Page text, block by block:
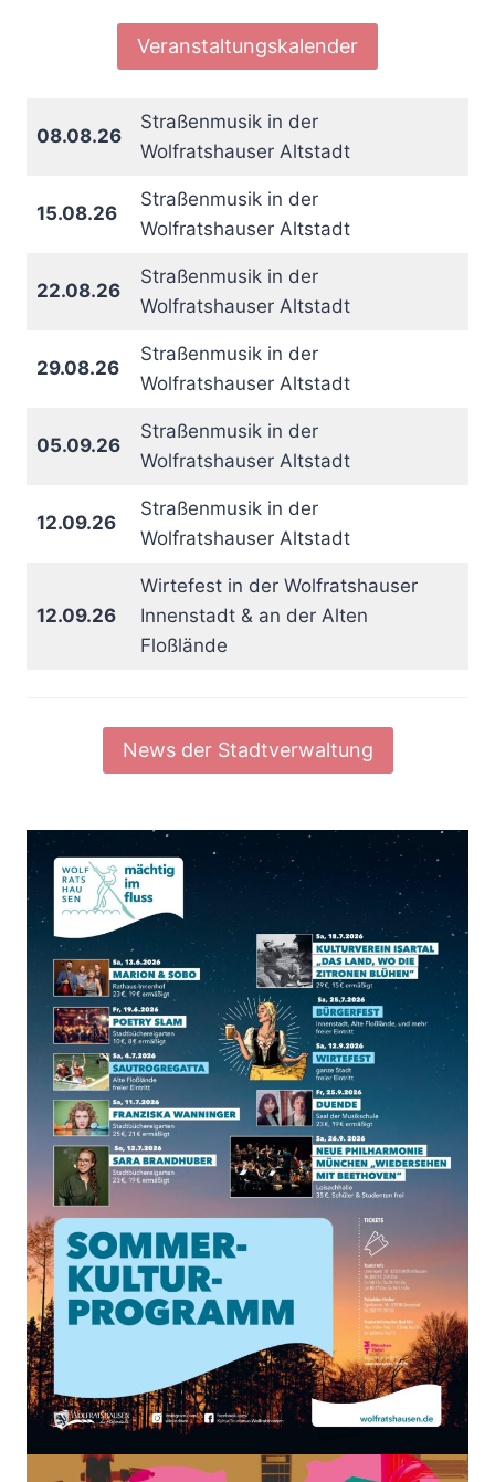
Veranstaltungskalender
08.08.26
Straßenmusik in der
Wolfratshauser Altstadt
15.08.26
Straßenmusik in der
Wolfratshauser Altstadt
22.08.26
Straßenmusik in der
Wolfratshauser Altstadt
29.08.26
Straßenmusik in der
Wolfratshauser Altstadt
05.09.26
Straßenmusik in der
Wolfratshauser Altstadt
12.09.26
Straßenmusik in der
Wolfratshauser Altstadt
12.09.26
Wirtefest in der Wolfratshauser
Innenstadt & an der Alten
Floßlände
News der Stadtverwaltung